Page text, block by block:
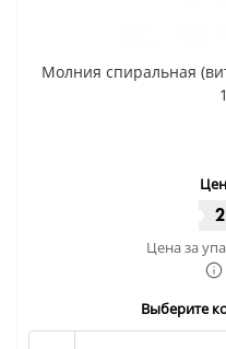
Молния спиральная
Цена за
Выберите